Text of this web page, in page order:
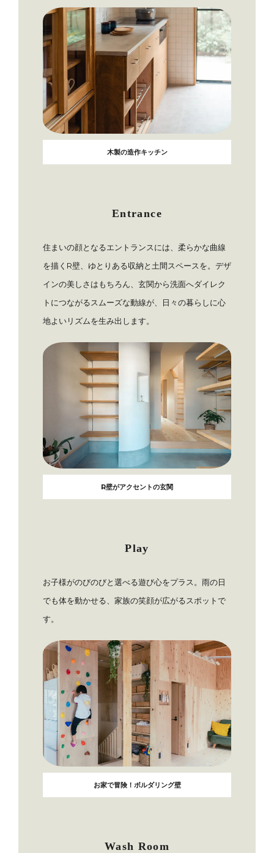
木製の造作キッチン
Entrance
住まいの顔となるエントランスには、柔らかな曲線
を描くR壁、ゆとりある収納と土間スペースを。デザ
インの美しさはもちろん、玄関から洗面へダイレク
トにつながるスムーズな動線が、日々の暮らしに心
地よいリズムを生み出します。
R壁がアクセントの玄関
Play
お子様がのびのびと選べる遊び心をプラス。雨の日
でも体を動かせる、家族の笑顔が広がるスポットで
す。
お家で冒険！ボルダリング壁
Wash Room